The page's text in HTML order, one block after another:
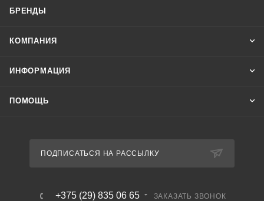
БРЕНДЫ
КОМПАНИЯ
ИНФОРМАЦИЯ
ПОМОЩЬ
ПОДПИСАТЬСЯ НА РАССЫЛКУ
+375 (29) 835 06 65 ЗАКАЗАТЬ ЗВОНОК